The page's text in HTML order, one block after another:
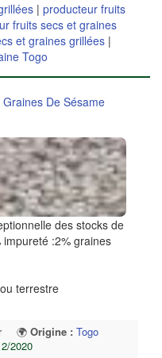
| producteur fruits
fruits secs et graines
et graines grillées |
Togo
De Sésame
des stocks de
:2% graines
terrestre
🌍 Origine : Togo
2020